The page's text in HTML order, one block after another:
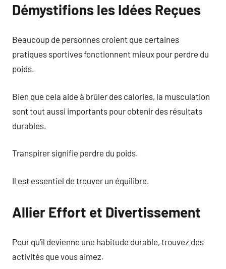
Démystifions les Idées Reçues
Beaucoup de personnes croient que certaines
pratiques sportives fonctionnent mieux pour perdre du
poids.
Bien que cela aide à brûler des calories, la musculation
sont tout aussi importants pour obtenir des résultats
durables.
Transpirer signifie perdre du poids.
Il est essentiel de trouver un équilibre.
Allier Effort et Divertissement
Pour qu’il devienne une habitude durable, trouvez des
activités que vous aimez.